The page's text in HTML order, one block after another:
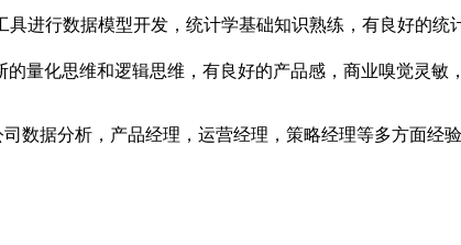
具进行数据模型开发，统计学基础知识熟练，有良好的统
量化思维和逻辑思维，有良好的产品感，商业嗅觉灵
数据分析，产品经理，运营经理，策略经理等多方面经验